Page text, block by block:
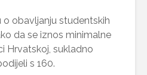
o obavljanju studentskih
da se iznos minimalne
Hrvatskoj, sukladno
s 160.